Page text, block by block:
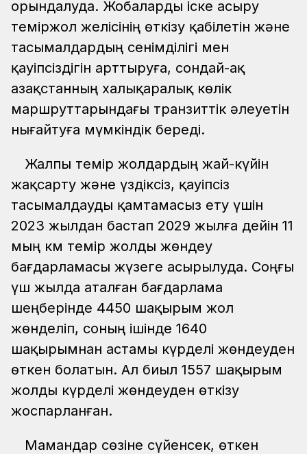
орындалуда. Жобаларды іске асыру
теміржол желісінің өткізу қабілетін және
тасымалдардың сенімділігі мен
қауіпсіздігін арттыруға, сондай-ақ
Қазақстанның халықаралық көлік
маршруттарындағы транзиттік әлеуетін
нығайтуға мүмкіндік береді.
Жалпы темір жолдардың жай-күйін
жақсарту және үздіксіз, қауіпсіз
тасымалдауды қамтамасыз ету үшін
2023 жылдан бастап 2029 жылға дейін 11
мың км темір жолды жөндеу
бағдарламасы жүзеге асырылуда. Соңғы
үш жылда аталған бағдарлама
шеңберінде 4450 шақырым жол
жөнделіп, соның ішінде 1640
шақырымнан астамы күрделі жөндеуден
өткен болатын. Ал биыл 1557 шақырым
жолды күрделі жөндеуден өткізу
жоспарланған.
Мамандар сөзіне сүйенсек, өткен